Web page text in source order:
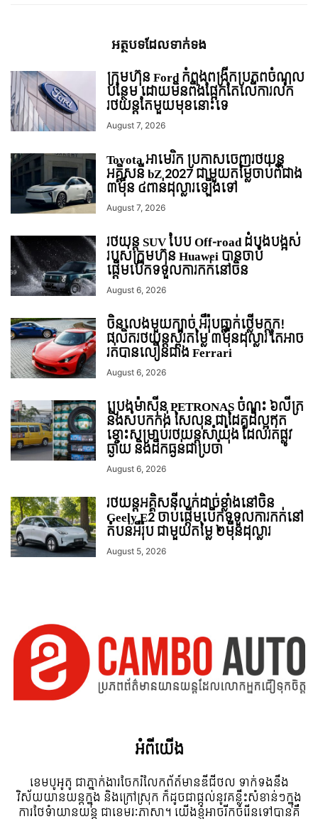
អត្ថបទ​ដែល​ទាក់ទង
ក្រុមហ៊ុន Ford កំពុងពង្រីកប្រភពចំណូល
បន្ថែម ដោយមិនពឹងផ្អែកតែលើការលក់
រថយន្ដតែមួយមុខនោះទេ
August 7, 2026
Toyota អាមេរិក ប្រកាសចេញរថយន្ត
អគ្គិសនី bZ 2027 ជាមួយតម្លៃចាប់ពីជាង
៣ម៉ឺន ៤ពាន់ដុល្លារឡើងទៅ
August 7, 2026
រថយន្ត SUV បែប Off-road ដំបូងបង្អស់
របស់ក្រុមហ៊ុន Huawei បានចាប់
ផ្តើមបើកទទួលការកក់នៅចិន
August 6, 2026
ចិនលេងមួយក្បាច់ អឺរ៉ុបធ្លាក់ថ្លើមក្តុក!
ផលិតរថយន្តស្ព័រតម្លៃ ៣ម៉ឺនដុល្លារ តែអាច
រត់បានលឿនជាង Ferrari
August 6, 2026
ប្រេងម៉ាស៊ីន PETRONAS ចំណុះ ៦លីត្រ
និងសំបកកង់ សៃលុន ជាដៃគូដ៏ល្អឥត
ខ្ចោះសម្រាប់រថយន្តសាំយ៉ុង ដែលរត់ផ្លូវ
ឆ្ងាយ និងដឹកធ្ងន់ជាប្រចាំ
August 6, 2026
រថយន្ដអគ្គិសនីលក់ដាច់ខ្លាំងនៅចិន
Geely E2 ចាប់ផ្តើមបើកទទួលការកក់នៅ
តំបន់អឺរ៉ុប ជាមួយតម្លៃ ២ម៉ឺនដុល្លារ
August 5, 2026
អំពី​យើង
ខេមបូអូតូ ជាភ្នាក់ងារចែករំលែកព័ត៍មានឌីជីថល ទាក់ទងនឹង
វិស័យយានយន្តក្នុង និងក្រៅស្រុក ក៏ដូចជាផ្តល់នូវគន្លឹះសំខាន់ៗក្នុង
ការថែទំាយានយន្ត ជាខេមរៈភាសា។ យើងខ្ញុំអាចរីកចំរើនទៅបានគឺ